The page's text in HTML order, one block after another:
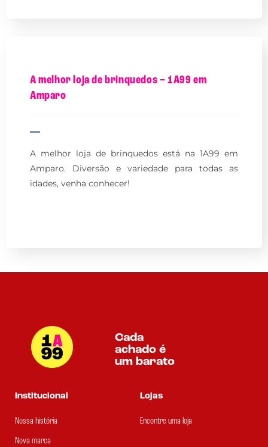
A melhor loja de brinquedos – 1A99 em
Amparo
A melhor loja de brinquedos está na 1A99 em
Amparo. Diversão e variedade para todas as
idades, venha conhecer!
Cada
achado é
um barato
Institucional
Nossa história
Nova marca
Lojas
Encontre uma loja